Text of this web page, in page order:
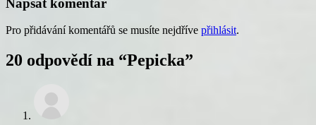
Napsat komentář
Pro přidávání komentářů se musíte nejdříve přihlásit.
20 odpovědí na “Pepicka”